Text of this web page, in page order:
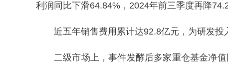
利润同比下滑64.84%，2024年前三季度再降
近五年销售费用累计达92.8亿元，为研发投
二级市场上，事件发酵后多家重仓基金净